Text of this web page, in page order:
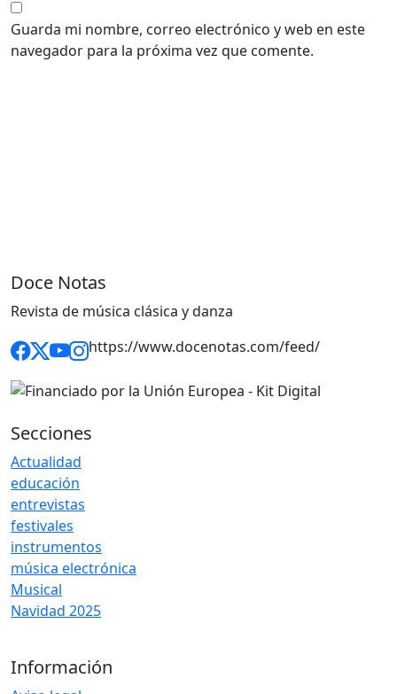
Guarda mi nombre, correo electrónico y web en este
navegador para la próxima vez que comente.
Doce Notas
Revista de música clásica y danza
https://www.docenotas.com/feed/
Secciones
Actualidad
educación
entrevistas
festivales
instrumentos
música electrónica
Musical
Navidad 2025
Información